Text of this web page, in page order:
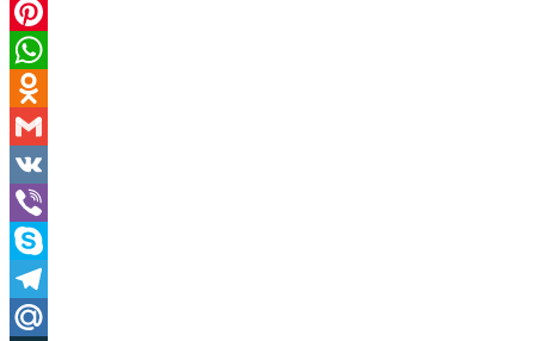
Twitter
Pinterest
WhatsApp
Odnoklassniki
Gmail
VK
Viber
Skype
Telegram